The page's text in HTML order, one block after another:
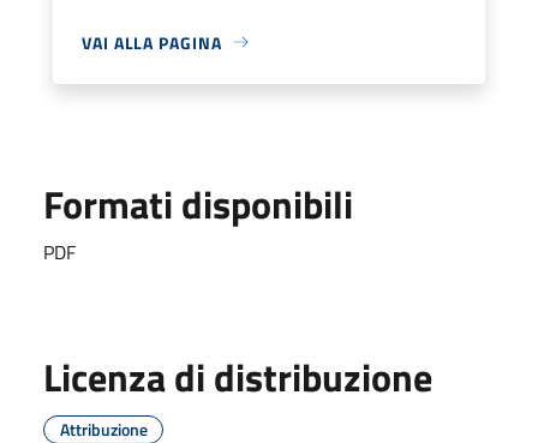
VAI ALLA PAGINA
Formati disponibili
PDF
Licenza di distribuzione
Attribuzione